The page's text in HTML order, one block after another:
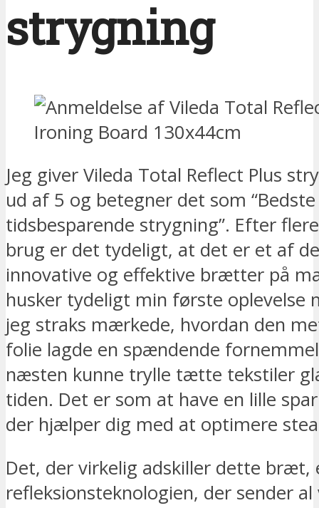
strygning
Jeg giver Vileda Total Reflect Plus
ud af 5 og betegner det som
tidsbesparende strygning”. Efter
brug er det tydeligt, at det er et af
innovative og effektive brætter på
husker tydeligt min første oplevelse
jeg straks mærkede, hvordan den
folie lagde en spændende
næsten kunne trylle tætte tekstiler
tiden. Det er som at have en lille
der hjælper dig med at optimere
Det, der virkelig adskiller dette bræt,
refleksionsteknologien, der sender